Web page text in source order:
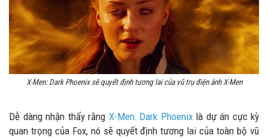
X-Men: Dark Phoenix sẽ quyết định tương lai của vũ trụ điện ảnh X-Men
Dễ dàng nhận thấy rằng X-Men: Dark Phoenixlà dự án cực kỳ
quan trọng của Fox, nó sẽ quyết định tương lai của toàn bộ vũ